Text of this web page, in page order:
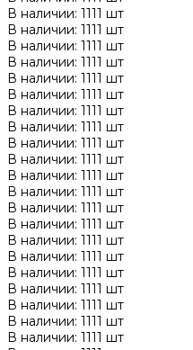
В наличии: 1111 шт
В наличии: 1111 шт
В наличии: 1111 шт
В наличии: 1111 шт
В наличии: 1111 шт
В наличии: 1111 шт
В наличии: 1111 шт
В наличии: 1111 шт
В наличии: 1111 шт
В наличии: 1111 шт
В наличии: 1111 шт
В наличии: 1111 шт
В наличии: 1111 шт
В наличии: 1111 шт
В наличии: 1111 шт
В наличии: 1111 шт
В наличии: 1111 шт
В наличии: 1111 шт
В наличии: 1111 шт
В наличии: 1111 шт
В наличии: 1111 шт